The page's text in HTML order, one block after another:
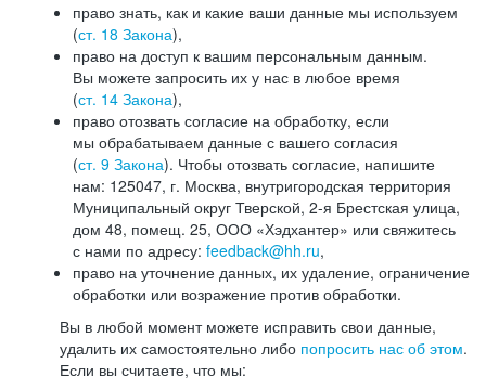
право знать, как и какие ваши данные мы используем
(ст. 18 Закона),
право на доступ к вашим персональным данным.
Вы можете запросить их у нас в любое время
(ст. 14 Закона),
право отозвать согласие на обработку, если
мы обрабатываем данные с вашего согласия
(ст. 9 Закона). Чтобы отозвать согласие, напишите
нам: 125047, г. Москва, внутригородская территория
Муниципальный округ Тверской, 2-я Брестская улица,
дом 48, помещ. 25, ООО «Хэдхантер» или свяжитесь
с нами по адресу: feedback@hh.ru,
право на уточнение данных, их удаление, ограничение
обработки или возражение против обработки.
Вы в любой момент можете исправить свои данные,
удалить их самостоятельно либо попросить нас об этом.
Если вы считаете, что мы: